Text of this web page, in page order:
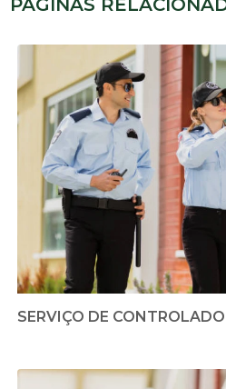
PÁGINAS
SERVIÇO DE